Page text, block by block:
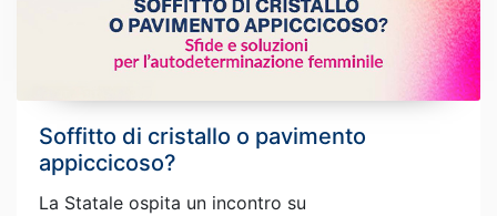
Soffitto di cristallo o pavimento
appiccicoso?
La Statale ospita un incontro su